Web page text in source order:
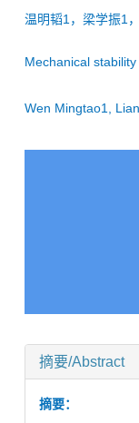
温明韬1，梁学振1
Mechanical
Wen Mingtao1,
摘要/Abstract
摘要：